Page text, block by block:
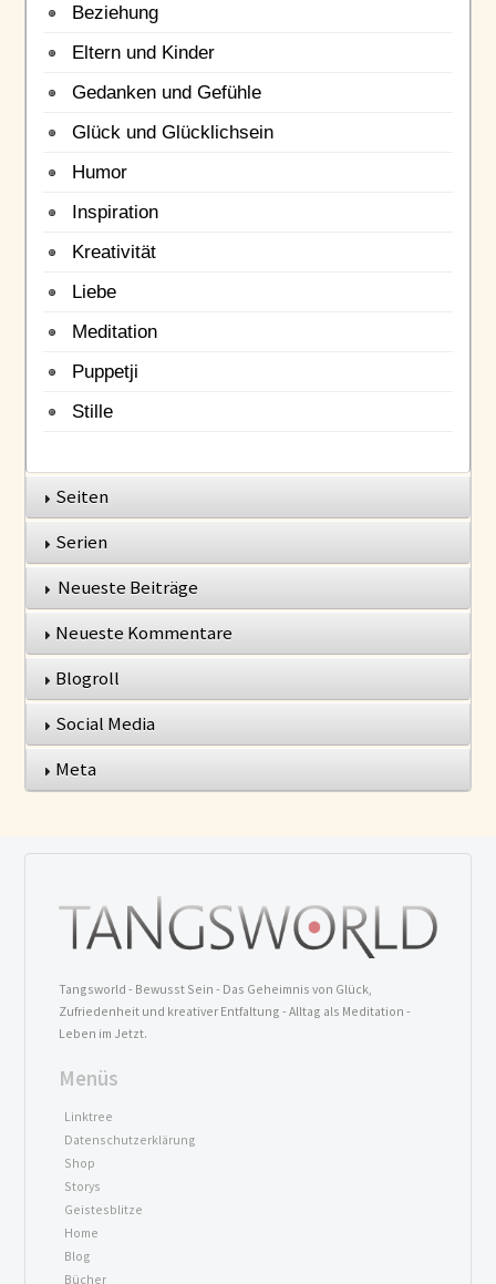
Beziehung
Eltern und Kinder
Gedanken und Gefühle
Glück und Glücklichsein
Humor
Inspiration
Kreativität
Liebe
Meditation
Puppetji
Stille
Seiten
Serien
Neueste Beiträge
Neueste Kommentare
Blogroll
Social Media
Meta
Tangsworld - Bewusst Sein - Das Geheimnis von Glück,
Zufriedenheit und kreativer Entfaltung - Alltag als Meditation -
Leben im Jetzt.
Menüs
Linktree
Datenschutzerklärung
Shop
Storys
Geistesblitze
Home
Blog
Bücher